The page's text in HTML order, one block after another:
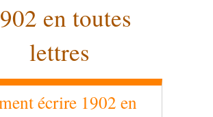
en toutes
lettres
écrire 1902 en